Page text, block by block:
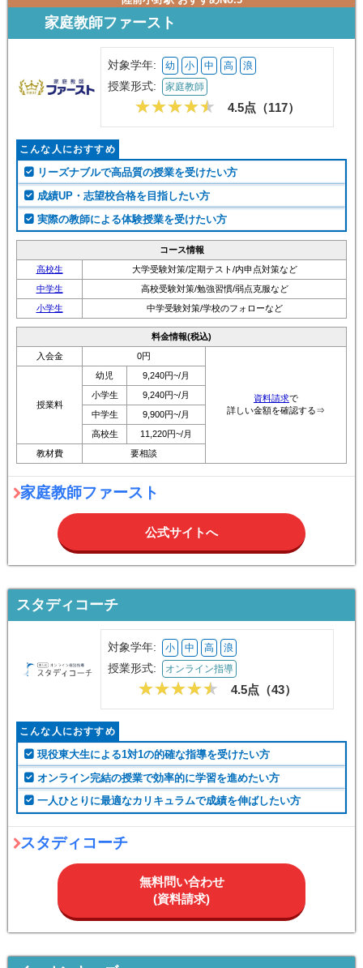
家庭教師ファースト
対象学年: 幼 小 中 高 浪
授業形式: 家庭教師
4.5点（117）
こんな人におすすめ
リーズナブルで高品質の授業を受けたい方
成績UP・志望校合格を目指したい方
実際の教師による体験授業を受けたい方
コース情報
高校生
大学受験対策/定期テスト/内申点対策など
中学生
高校受験対策/勉強習慣/弱点克服など
小学生
中学受験対策/学校のフォローなど
料金情報(税込)
入会金
0円
資料請求で
詳しい金額を確認する⇒
授業料
幼児
9,240円~/月
小学生
9,240円~/月
中学生
9,900円~/月
高校生
11,220円~/月
教材費
要相談
家庭教師ファースト
公式サイトへ
スタディコーチ
対象学年: 小 中 高 浪
授業形式: オンライン指導
4.5点（43）
こんな人におすすめ
現役東大生による1対1の的確な指導を受けたい方
オンライン完結の授業で効率的に学習を進めたい方
一人ひとりに最適なカリキュラムで成績を伸ばしたい方
スタディコーチ
無料問い合わせ
(資料請求)